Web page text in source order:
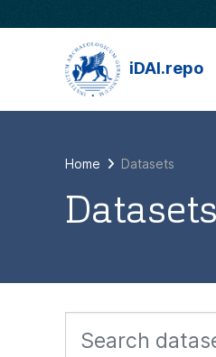
iDAI.repo
Home Datasets
Datasets